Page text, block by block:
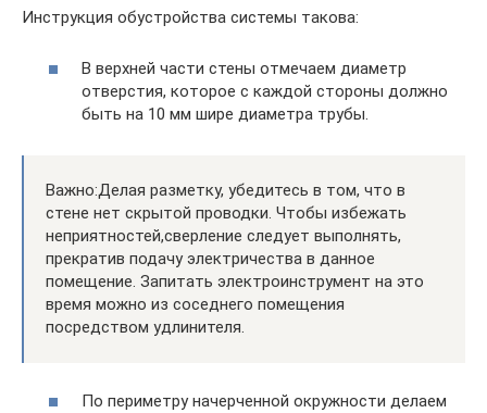
Инструкция обустройства системы такова:
В верхней части стены отмечаем диаметр
отверстия, которое с каждой стороны должно
быть на 10 мм шире диаметра трубы.
Важно:Делая разметку, убедитесь в том, что в
стене нет скрытой проводки. Чтобы избежать
неприятностей,сверление следует выполнять,
прекратив подачу электричества в данное
помещение. Запитать электроинструмент на это
время можно из соседнего помещения
посредством удлинителя.
По периметру начерченной окружности делаем